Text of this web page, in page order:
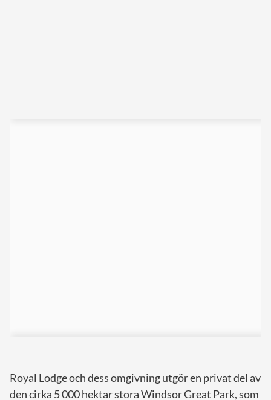
Royal Lodge och dess omgivning utgör en privat del av
den cirka 5 000 hektar stora Windsor Great Park, som